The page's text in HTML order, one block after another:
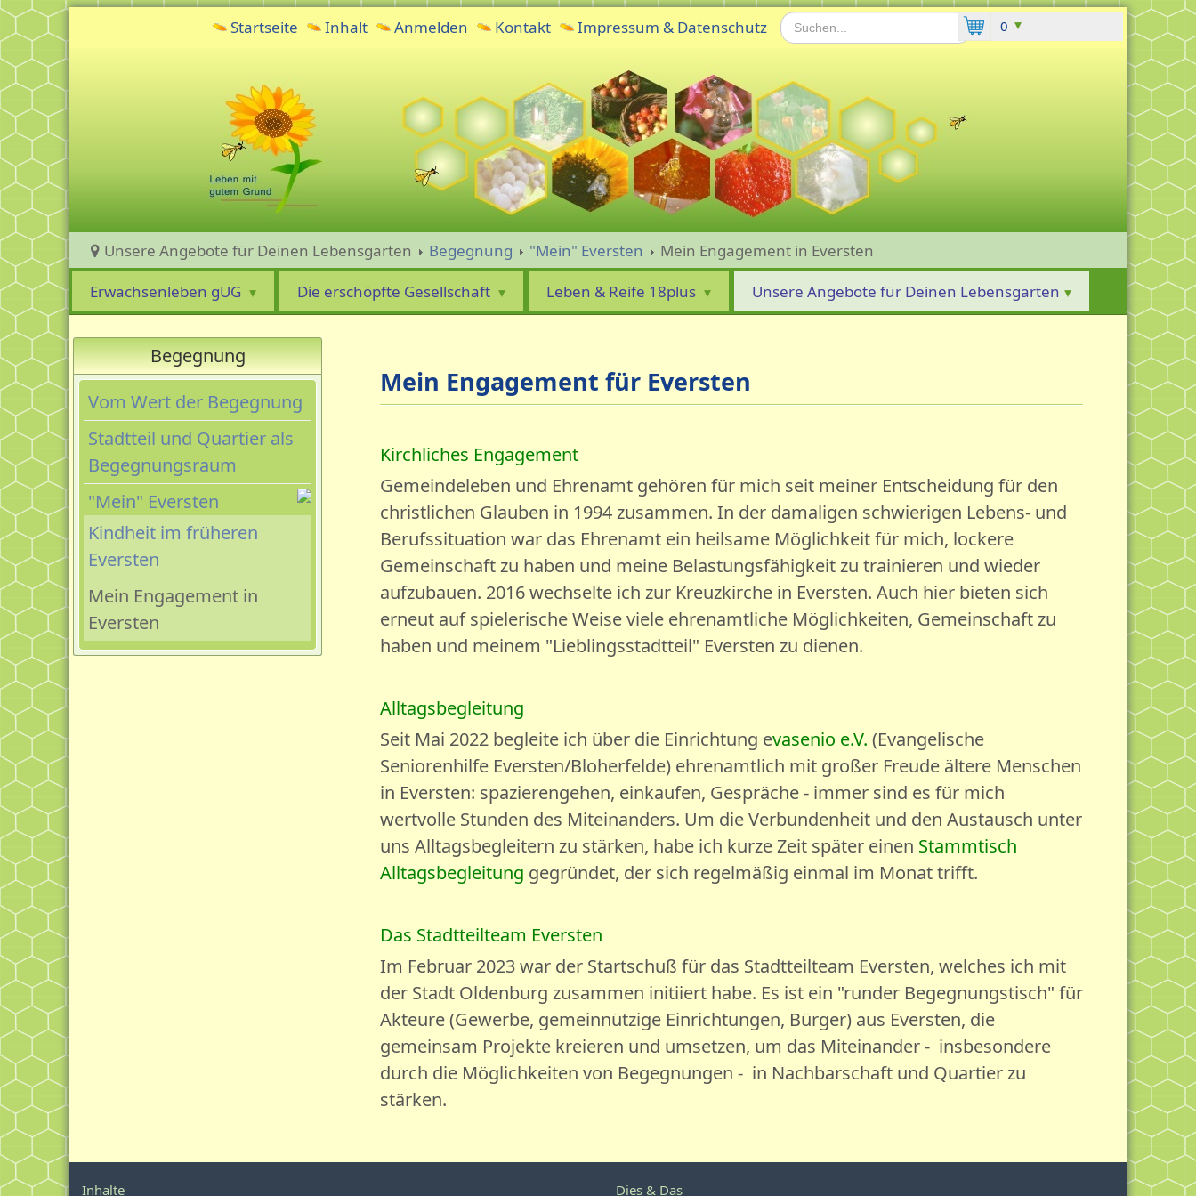
Impressum & Datenschutz
Kontakt
Anmelden
Inhalt
Startseite Suchen... 0
Unsere Angebote für Deinen Lebensgarten Begegnung "Mein" Eversten
Mein Engagement in Eversten
Erwachsenleben gUG
Die erschöpfte Gesellschaft Leben & Reife 18plus Unsere Angebote für Deinen Lebensgarten
Mein Engagement für Eversten
Kirchliches Engagement
Gemeindeleben und Ehrenamt gehören für mich seit meiner Entscheidung für den
christlichen Glauben in 1994 zusammen. In der damaligen schwierigen Lebens- und
Berufssituation war das Ehrenamt ein heilsame Möglichkeit für mich, lockere
Gemeinschaft zu haben und meine Belastungsfähigkeit zu trainieren und wieder
aufzubauen. 2016 wechselte ich zur Kreuzkirche in Eversten. Auch hier bieten sich
erneut auf spielerische Weise viele ehrenamtliche Möglichkeiten, Gemeinschaft zu
haben und meinem "Lieblingsstadtteil" Eversten zu dienen.
Alltagsbegleitung
Seit Mai 2022 begleite ich über die Einrichtung evasenio e.V. (Evangelische
Seniorenhilfe Eversten/Bloherfelde) ehrenamtlich mit großer Freude ältere Menschen
in Eversten: spazierengehen, einkaufen, Gespräche - immer sind es für mich
wertvolle Stunden des Miteinanders. Um die Verbundenheit und den Austausch unter
uns Alltagsbegleitern zu stärken, habe ich kurze Zeit später einen Stammtisch
Alltagsbegleitung gegründet, der sich regelmäßig einmal im Monat trifft.
Das Stadtteilteam Eversten
Im Februar 2023 war der Startschuß für das Stadtteilteam Eversten, welches ich mit
der Stadt Oldenburg zusammen initiiert habe. Es ist ein "runder Begegnungstisch" für
Akteure (Gewerbe, gemeinnützige Einrichtungen, Bürger) aus Eversten, die
gemeinsam Projekte kreieren und umsetzen, um das Miteinander - insbesondere
durch die Möglichkeiten von Begegnungen - in Nachbarschaft und Quartier zu
stärken.
Begegnung
Vom Wert der Begegnung
Stadtteil und Quartier als
Begegnungsraum
"Mein" Eversten
Kindheit im früheren
Eversten
Mein Engagement in
Eversten
Inhalte Dies & Das